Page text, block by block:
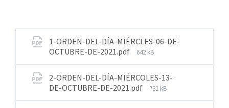
1-ORDEN-DEL-DÍA-MIÉRCLES-06-DE-
OCTUBRE-DE-2021.pdf
642 kB
2-ORDEN-DEL-DÍA-MIÉRCOLES-13-
DE-OCTUBRE-DE-2021.pdf
731 kB